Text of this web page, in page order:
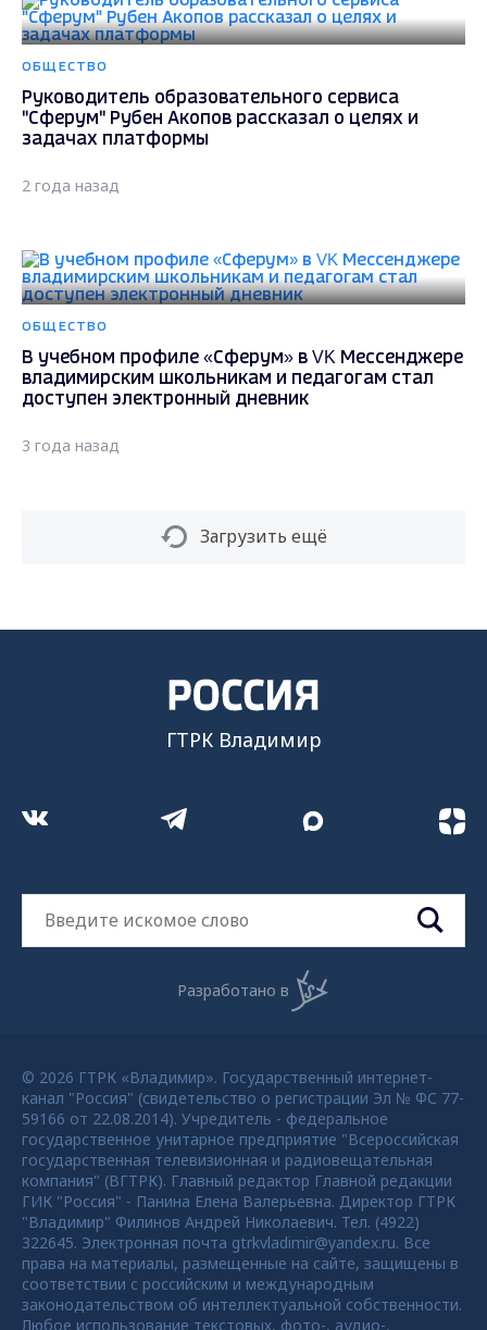
ОБЩЕСТВО
Руководитель образовательного сервиса
"Сферум" Рубен Акопов рассказал о целях и
задачах платформы
2 года назад
ОБЩЕСТВО
В учебном профиле «Сферум» в VK Мессенджере
владимирским школьникам и педагогам стал
доступен электронный дневник
3 года назад
Загрузить ещё
ГТРК Владимир
Разработано в
© 2026 ГТРК «Владимир». Государственный интернет-
канал "Россия" (свидетельство о регистрации Эл № ФС 77-
59166 от 22.08.2014). Учредитель - федеральное
государственное унитарное предприятие "Всероссийская
государственная телевизионная и радиовещательная
компания" (ВГТРК). Главный редактор Главной редакции
ГИК "Россия" - Панина Елена Валерьевна. Директор ГТРК
"Владимир" Филинов Андрей Николаевич. Тел. (4922)
322645. Электронная почта gtrkvladimir@yandex.ru. Все
права на материалы, размещенные на сайте, защищены в
соответствии с российским и международным
законодательством об интеллектуальной собственности.
Любое использование текстовых, фото-, аудио-,